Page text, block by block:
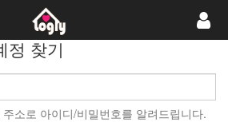
정 찾기
소로 아이디/비밀번호를 알려드립니다.